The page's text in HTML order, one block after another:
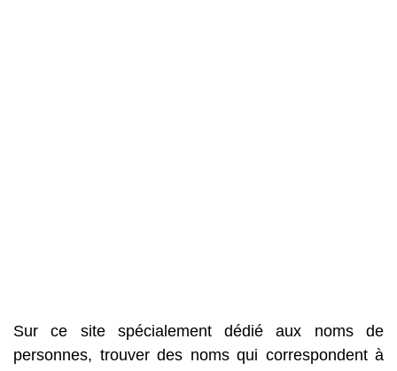
Sur ce site spécialement dédié aux noms de
personnes, trouver des noms qui correspondent à